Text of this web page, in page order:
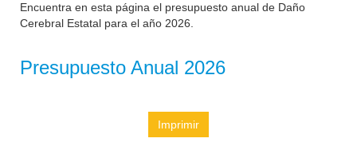
Encuentra en esta página el presupuesto anual de Daño
Cerebral Estatal para el año 2026.
Presupuesto Anual 2026
Imprimir